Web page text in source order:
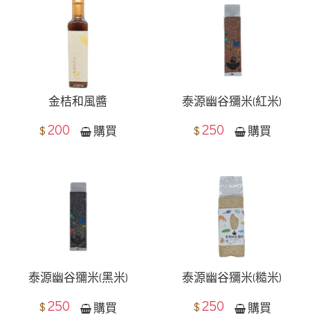
金桔和風醬
$200 購買
泰源幽谷獼米(紅米)
$250 購買
泰源幽谷獼米(黑米)
$250 購買
泰源幽谷獼米(糙米)
$250 購買